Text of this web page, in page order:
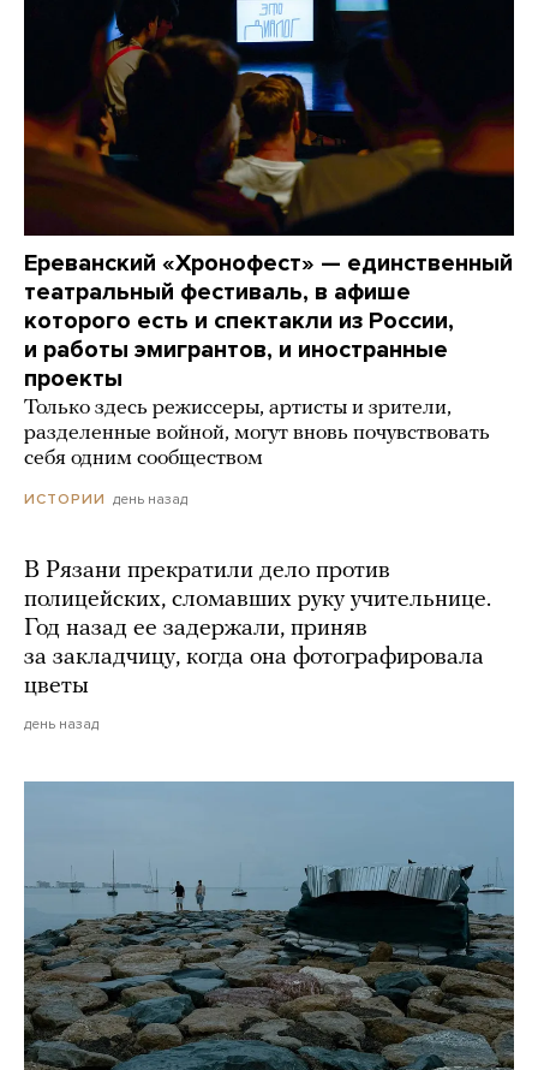
Ереванский «Хронофест» — единственный
театральный фестиваль, в афише
которого есть и спектакли из России,
и работы эмигрантов, и иностранные
проекты
Только здесь режиссеры, артисты и зрители,
разделенные войной, могут вновь почувствовать
себя одним сообществом
ИСТОРИИ день назад
В Рязани прекратили дело против
полицейских, сломавших руку учительнице.
Год назад ее задержали, приняв
за закладчицу, когда она фотографировала
цветы
день назад